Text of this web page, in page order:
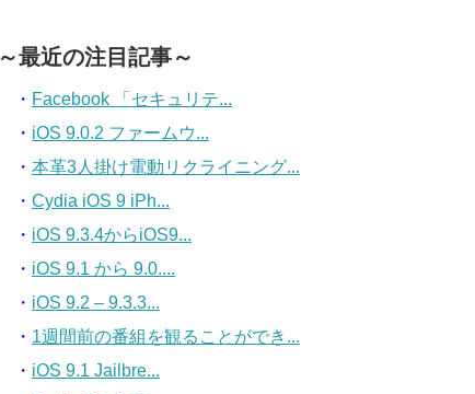
～最近の注目記事～
・ Facebook 「セキュリテ...
・ iOS 9.0.2 ファームウ...
・ 本革3人掛け電動リクライニング...
・ Cydia iOS 9 iPh...
・ iOS 9.3.4からiOS9...
・ iOS 9.1 から 9.0....
・ iOS 9.2 – 9.3.3...
・ 1週間前の番組を観ることができ...
・ iOS 9.1 Jailbre...